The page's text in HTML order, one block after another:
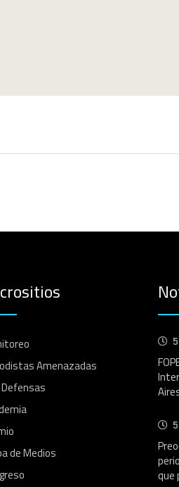
Amenazadas
Defensas
de Medios
que